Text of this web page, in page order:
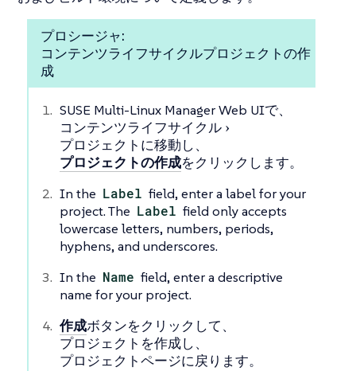
プロシージャ:
コンテンツライフサイクルプロジェクトの作
成
SUSE Multi-Linux Manager Web UIで、
コンテンツライフサイクル
プロジェクト に移動し、
プロジェクトの作成をクリックします。
In the Label field, enter a label for your
project. The Label field only accepts
lowercase letters, numbers, periods,
hyphens, and underscores.
In the Name field, enter a descriptive
name for your project.
作成ボタンをクリックして、
プロジェクトを作成し、
プロジェクトページに戻ります。